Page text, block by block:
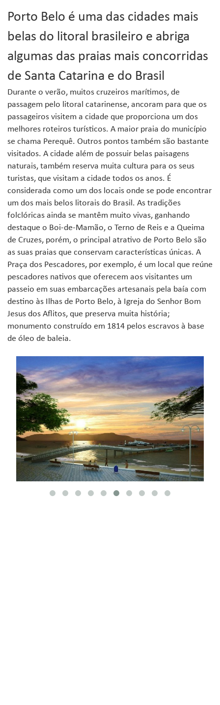
Porto Belo é uma das cidades mais
belas do litoral brasileiro e abriga
algumas das praias mais concorridas
de Santa Catarina e do Brasil
Durante o verão, muitos cruzeiros marítimos, de
passagem pelo litoral catarinense, ancoram para que os
passageiros visitem a cidade que proporciona um dos
melhores roteiros turísticos. A maior praia do município
se chama Perequê. Outros pontos também são bastante
visitados. A cidade além de possuir belas paisagens
naturais, também reserva muita cultura para os seus
turistas, que visitam a cidade todos os anos. É
considerada como um dos locais onde se pode encontrar
um dos mais belos litorais do Brasil. As tradições
folclóricas ainda se mantêm muito vivas, ganhando
destaque o Boi-de-Mamão, o Terno de Reis e a Queima
de Cruzes, porém, o principal atrativo de Porto Belo são
as suas praias que conservam características únicas. A
Praça dos Pescadores, por exemplo, é um local que reúne
pescadores nativos que oferecem aos visitantes um
passeio em suas embarcações artesanais pela baía com
destino às Ilhas de Porto Belo, à Igreja do Senhor Bom
Jesus dos Aflitos, que preserva muita história;
monumento construído em 1814 pelos escravos à base
de óleo de baleia.